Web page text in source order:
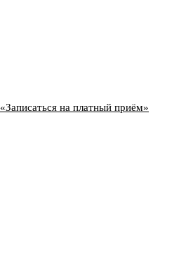
«Записаться на платный приём»